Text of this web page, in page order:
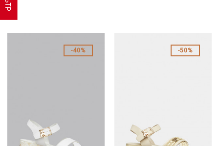
40% 50%